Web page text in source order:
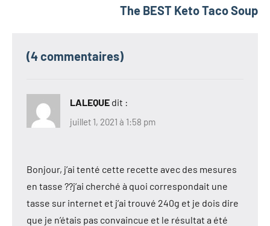
The BEST Keto Taco Soup
(4 commentaires)
LALEQUE dit :
juillet 1, 2021 à 1:58 pm
Bonjour, j’ai tenté cette recette avec des mesures
en tasse ??j’ai cherché à quoi correspondait une
tasse sur internet et j’ai trouvé 240g et je dois dire
que je n’étais pas convaincue et le résultat a été